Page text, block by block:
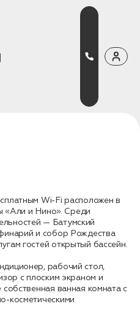
Wi-Fi расположен в
«Али и Нино». Среди
— Батумский
и собор Рождества
гостей открытый бассейн.
рабочий стол,
с плоским экраном и
ванная комната с
косметическими
с вами
с условиями
мы могли